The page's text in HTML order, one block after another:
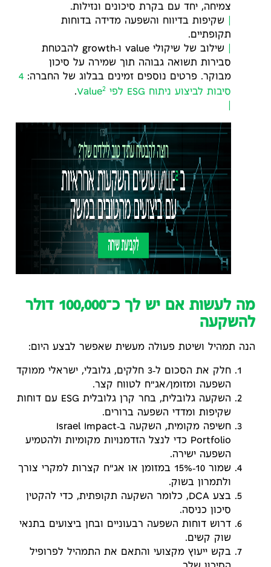
צמיחה, יחד עם בקרת סיכונים ונזילות.
שקיפות בדיווח והשפעה מדידה בדוחות
תקופתיים.
שילוב של שיקולי value ו‑growth להבטחת
סבירות תשואה גבוהה תוך שמירה על סיכון
מבוקר. פרטים נוספים זמינים בבלוג של החברה: 4
סיבות לביצוע ניתוח ESG לפי Value
2
.
מה לעשות אם יש לך כ־100,000 דולר
להשקעה
הנה תמהיל ושיטת פעולה מעשית שאפשר לבצע היום:
חלק את הסכום ל‑3 חלקים, גלובלי, ישראלי ממוקד
השפעה ומזומן/אג"ח לטווח קצר.
השקעה גלובלית, בחר קרן גלובלית ESG עם דוחות
שקיפות ומדדי השפעה ברורים.
חשיפה מקומית, השקעה ב‑Israel Impact
Portfolio כדי לנצל הזדמנויות מקומיות ולהטמיע
השפעה ישירה.
שמור 10‑15% במזומן או אג"ח קצרות למקרי צורך
ולתמרון בשוק.
בצע DCA, כלומר השקעה תקופתית, כדי להקטין
סיכון כניסה.
דרוש דוחות השפעה רבעוניים ובחן ביצועים בתנאי
שוק קשים.
בקש ייעוץ מקצועי והתאם את התמהיל לפרופיל